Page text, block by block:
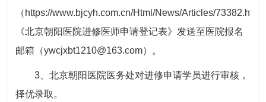
（https://www.bjcyh.com.cn/Html/News/Articles/73382.html
《北京朝阳医院进修医师申请登记表》发送至医院报名
邮箱（ywcjxbt1210@163.com）。
3、北京朝阳医院医务处对进修申请学员进行审核，
择优录取。